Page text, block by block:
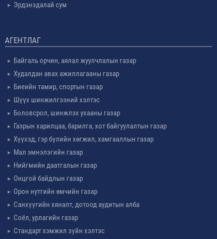
Эрдэнэдалай сум
АГЕНТЛАГ
Байгаль орчин, аялал жуулчлалын газар
Худалдан авах ажиллагааны газар
Биеийн тамир, спортын газар
Шүүх шинжилгээний хэлтэс
Боловсрол, шинжлэх ухааны газар
Газрын харилцаа, барилга, хот байгуулалтын газар
Хүүхэд, гэр бүлийн хөгжил, хамгааллын газар
Мал эмнэлэгийн газар
Нийгмийн даатгалын газар
Онцгой байдлын газар
Орон нутгийн өмчийн газар
Санхүүгийн хяналт, дотоод аудитын алба
Соёл, урлагийн газар
Стандарт хэмжил зүйн хэлтэс